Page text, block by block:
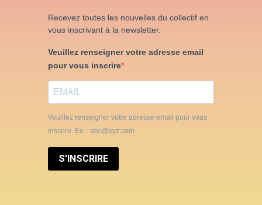
Recevez toutes les nouvelles du collectif en
vous inscrivant à la newsletter.
Veuillez renseigner votre adresse email
pour vous inscrire
Veuillez renseigner votre adresse email pour vous
inscrire. Ex. : abc@xyz.com
S'INSCRIRE